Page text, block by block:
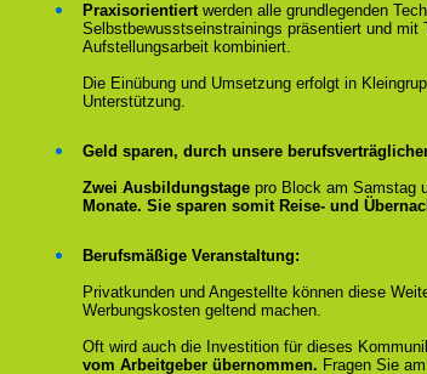
Praxisorientiertwerden alle grundlegenden
Selbstbewusstseinstrainings präsentiert und mit
Aufstellungsarbeit kombiniert.
Die Einübung und Umsetzung erfolgt in
Unterstützung.
Geld sparen, durch unsere
Zwei Ausbildungstage pro Block am Samstag
Monate. Sie sparen somit Reise- und
Berufsmäßige Veranstaltung:
Privatkunden und Angestellte können diese
Werbungskosten geltend machen.
Oft wird auch die Investition für dieses
vom Arbeitgeber übernommen. Fragen Sie